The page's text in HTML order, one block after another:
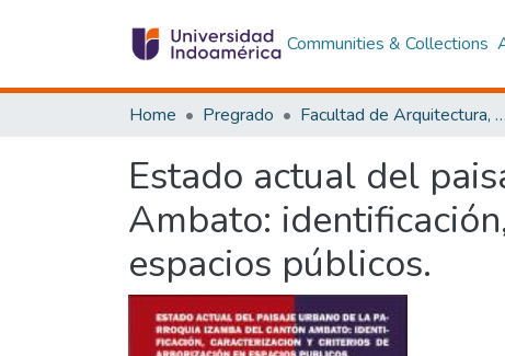
Communities & Collections
Home Pregrado Facultad de Arquitectura, Artes y Diseño
Estado actual del
Ambato:
espacios públicos.